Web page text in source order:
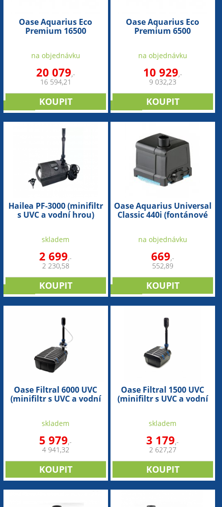
Oase Aquarius Eco
Premium 16500
na objednávku
20 079,-
16 594,21
Oase Aquarius Eco
Premium 6500
na objednávku
10 929,-
9 032,23
Hailea PF-3000 (minifiltr
s UVC a vodní hrou)
skladem
2 699,-
2 230,58
Oase Aquarius Universal
Classic 440i (fontánové
na objednávku
669,-
552,89
Oase Filtral 6000 UVC
(minifiltr s UVC a vodní
skladem
5 979,-
4 941,32
Oase Filtral 1500 UVC
(minifiltr s UVC a vodní
skladem
3 179,-
2 627,27